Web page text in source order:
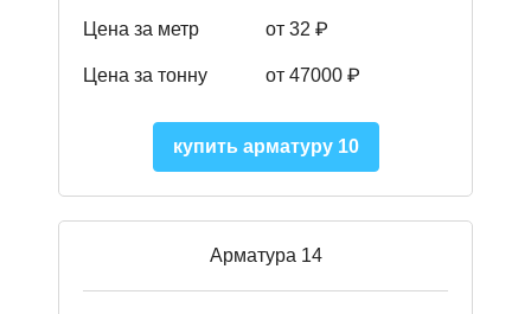
Цена за метр от 32 ₽
Цена за тонну от 47000 ₽
купить арматуру 10
Арматура 14